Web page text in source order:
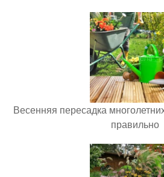
Весенняя пересадка
правильно